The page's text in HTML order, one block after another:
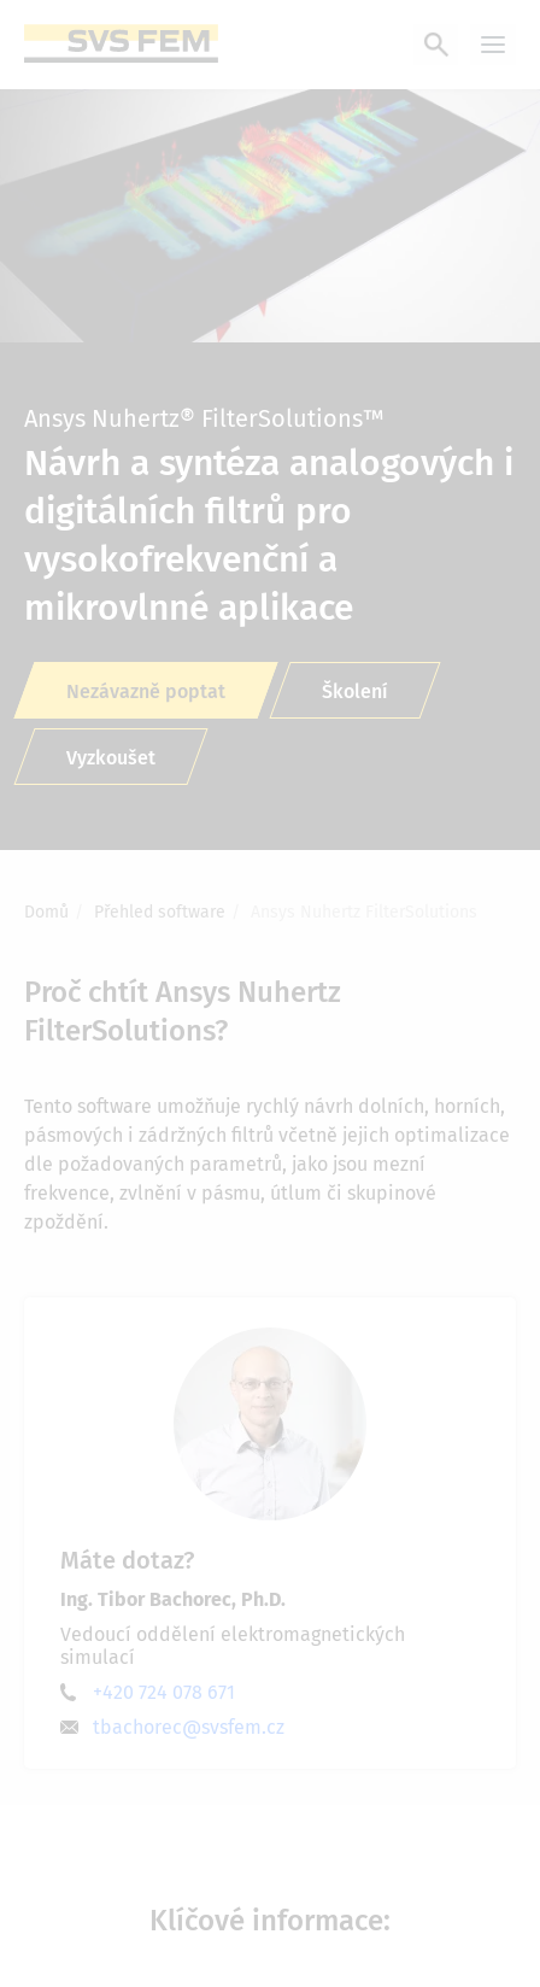
hlavnímu
Ansys Nuhertz® FilterSolutions™
Návrh a syntéza analogových i
digitálních filtrů pro
vysokofrekvenční a
mikrovlnné aplikace
Nezávazně poptat Školení
Vyzkoušet
Drobečková
Domů Přehled software
Proč chtít Ansys Nuhertz
FilterSolutions?
Tento software umožňuje rychlý návrh dolních, horních,
pásmových i zádržných filtrů včetně jejich optimalizace
dle požadovaných parametrů, jako jsou mezní
frekvence, zvlnění v pásmu, útlum či skupinové
zpoždění.
Máte dotaz?
Ing. Tibor Bachorec, Ph.D.
Vedoucí oddělení elektromagnetických
simulací
+420 724 078 671
tbachorec@svsfem.cz
Klíčové informace: